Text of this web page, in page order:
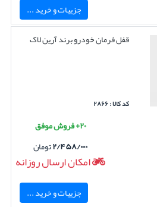
جزییات و خرید ...
قفل فرمان خودرو برند آرین لاک
کد کالا : ۲۸۶۶
۲۰+ فروش موفق
۲/۴۵۸/۰۰۰تومان
امکان ارسال روزانه
جزییات و خرید ...